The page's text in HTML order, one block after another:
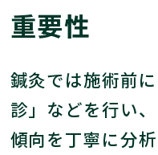
重要性
鍼灸では施術前
診」などを行い
傾向を丁寧に分析